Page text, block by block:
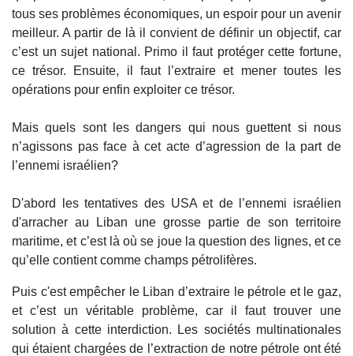
tous ses problèmes économiques, un espoir pour un avenir
meilleur. A partir de là il convient de définir un objectif, car
c’est un sujet national. Primo il faut protéger cette fortune,
ce trésor. Ensuite, il faut l’extraire et mener toutes les
opérations pour enfin exploiter ce trésor.
Mais quels sont les dangers qui nous guettent si nous
n’agissons pas face à cet acte d’agression de la part de
l’ennemi israélien?
D'abord les tentatives des USA et de l’ennemi israélien
d'arracher au Liban une grosse partie de son territoire
maritime, et c’est là où se joue la question des lignes, et ce
qu’elle contient comme champs pétrolifères.
Puis c'est empêcher le Liban d’extraire le pétrole et le gaz,
et c’est un véritable problème, car il faut trouver une
solution à cette interdiction. Les sociétés multinationales
qui étaient chargées de l’extraction de notre pétrole ont été